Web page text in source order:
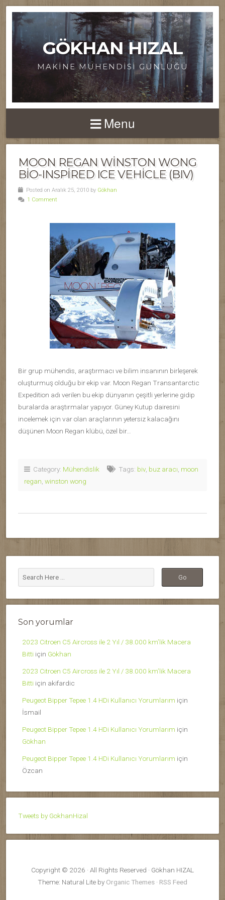
GÖKHAN HIZAL
MAKINE MÜHENDISI GÜNLÜĞÜ
Menu
MOON REGAN WINSTON WONG
BIO-INSPIRED ICE VEHICLE (BIV)
Posted on Aralık 25, 2010 by Gökhan
1 Comment
Bir grup mühendis, araştırmacı ve bilim insanının birleşerek
oluşturmuş olduğu bir ekip var. Moon Regan Transantarctic
Expedition adı verilen bu ekip dünyanın çeşitli yerlerine gidip
buralarda araştırmalar yapıyor. Güney Kutup dairesini
incelemek için var olan araçlarının yetersiz kalacağını
düşünen Moon Regan klübü, özel bir…
Category: Mühendislik Tags: biv buz aracı moon
regan winston wong
Son yorumlar
2023 Citroen C5 Aircross ile 2 Yıl / 38.000 km’lik Macera
Bitti için Gökhan
2023 Citroen C5 Aircross ile 2 Yıl / 38.000 km’lik Macera
Bitti için akifardic
Peugeot Bipper Tepee 1.4 HDi Kullanıcı Yorumlarım için
İsmail
Peugeot Bipper Tepee 1.4 HDi Kullanıcı Yorumlarım için
Gökhan
Peugeot Bipper Tepee 1.4 HDi Kullanıcı Yorumlarım için
Özcan
Tweets by GokhanHizal
Copyright © 2026 · All Rights Reserved · Gökhan HIZAL
Theme: Natural Lite by Organic Themes · RSS Feed